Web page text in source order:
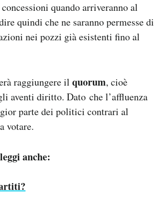
quando arriveranno al
quindi che ne saranno permesse di
nei pozzi già esistenti fino al
raggiungere il quorum, cioè
aventi diritto. Dato che l’affluenza
parte dei politici contrari al
votare.
anche: